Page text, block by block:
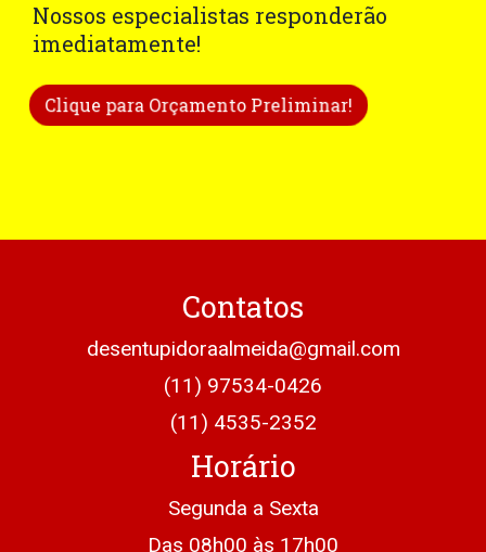
Nossos especialistas responderão
imediatamente!
Clique para Orçamento Preliminar!
Contatos
desentupidoraalmeida@gmail.com
(11) 97534-0426
(11) 4535-2352
Horário
Segunda a Sexta
Das 08h00 às 17h00